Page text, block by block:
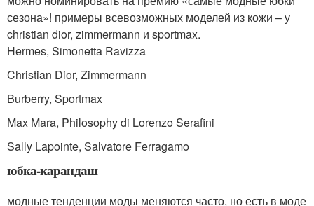
сезона»! примеры всевозможных моделей из кожи – у
christian dior, zimmermann и sportmax.
Hermes, Simonetta Ravizza
Christian Dior, Zimmermann
Burberry, Sportmax
Max Mara, Philosophy di Lorenzo Serafini
Sally Lapointe, Salvatore Ferragamo
юбка-карандаш
модные тенденции моды меняются часто, но есть в моде